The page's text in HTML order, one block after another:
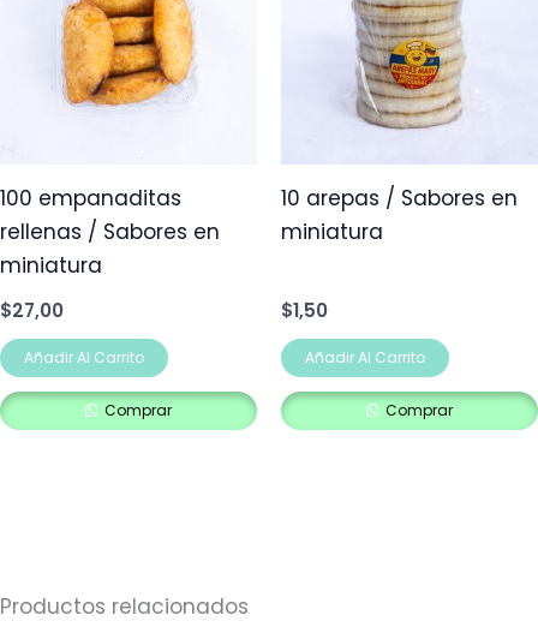
100 empanaditas
rellenas / Sabores en
miniatura
$27,00
Añadir Al Carrito
Comprar
10 arepas / Sabores en
miniatura
$1,50
Añadir Al Carrito
Comprar
Productos relacionados